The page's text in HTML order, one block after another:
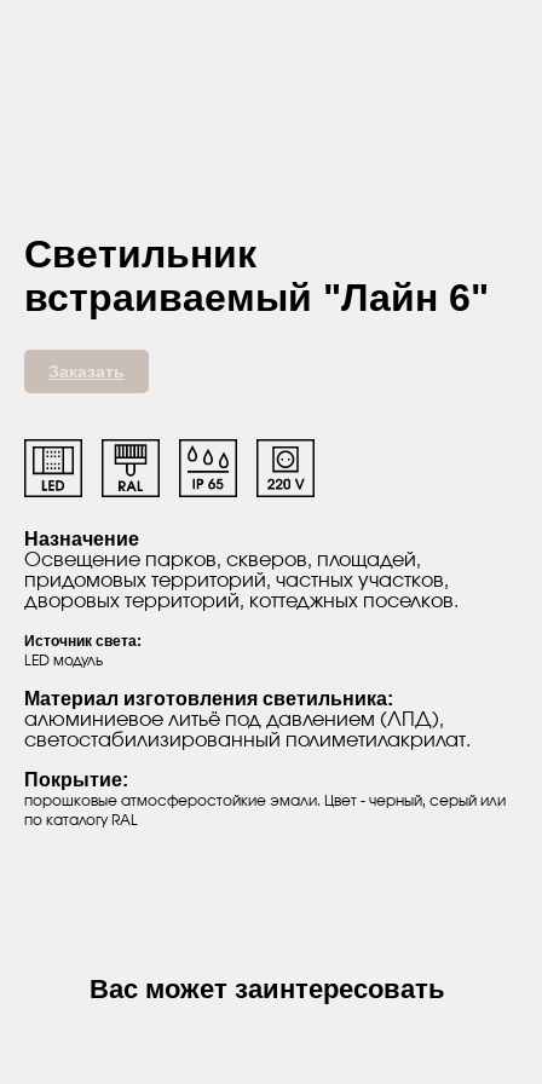
Светильник
встраиваемый "Лайн 6"
Заказать
Назначение
Освещение парков, скверов, площадей,
придомовых территорий, частных участков,
дворовых территорий, коттеджных поселков.
Источник света:
LED модуль
Материал изготовления светильника:
алюминиевое литьё под давлением (ЛПД),
светостабилизированный полиметилакрилат.
Покрытие:
порошковые атмосферостойкие эмали. Цвет - черный, серый или
по каталогу RAL
Вас может заинтересовать